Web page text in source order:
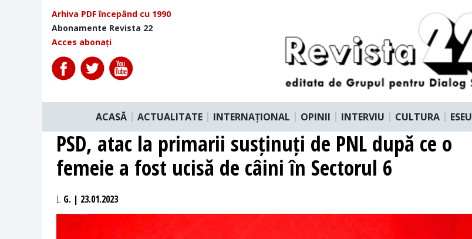
Arhiva PDF începând cu 1990
Abonamente Revista 22
Acces abonați
ACASĂ ACTUALITATE INTERNAȚIONAL OPINII INTERVIU CULTURA ESEU
PSD, atac la primarii susținuți de PNL după ce o
femeie a fost ucisă de câini în Sectorul 6
L. G. | 23.01.2023